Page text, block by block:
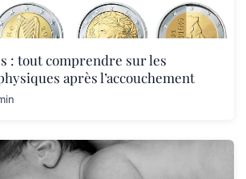
: tout comprendre sur les
après l’accouchement